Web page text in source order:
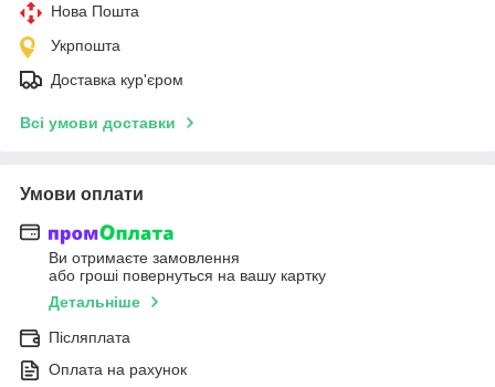
Нова Пошта
Укрпошта
Доставка кур'єром
Всі умови доставки
Умови оплати
Ви отримаєте замовлення
або гроші повернуться на вашу картку
Детальніше
Післяплата
Оплата на рахунок